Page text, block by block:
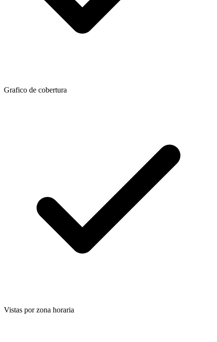
Grafico de cobertura
Vistas por zona horaria